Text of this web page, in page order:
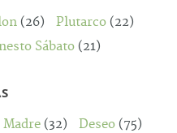
(26) Plutarco (22)
Sábato (21)
Madre (32) Deseo (75)